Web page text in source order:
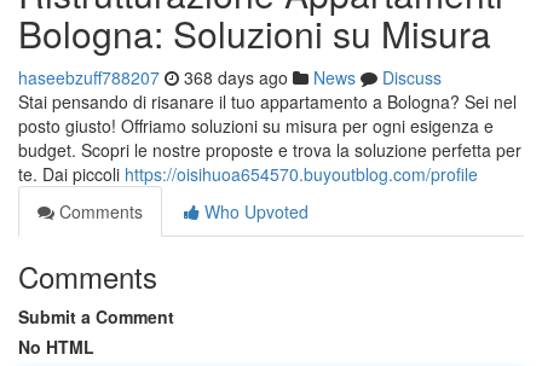
Bologna: Soluzioni su Misura
haseebzuff788207 368 days ago News
Discuss
Stai pensando di risanare il tuo appartamento a Bologna? Sei nel
posto giusto! Offriamo soluzioni su misura per ogni esigenza e
budget. Scopri le nostre proposte e trova la soluzione perfetta per
te. Dai piccoli https://oisihuoa654570.buyoutblog.com/profile
Comments
Who Upvoted
Comments
Submit a Comment
No HTML